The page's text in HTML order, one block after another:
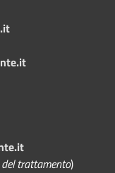
trattamento)